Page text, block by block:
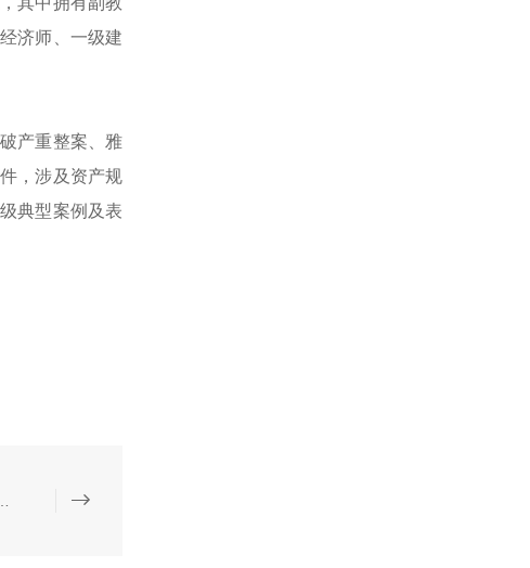
济师、一级建
产重整案、雅
，涉及资产规
典型案例及表
年度公益法律服务之星”